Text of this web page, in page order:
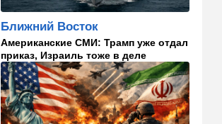
Безо всяких табу
22:20 Израиль
Проживающий в России
израильтянин прямо с
самолета угодил в ШАБАК
21:48 Израиль
Ближний Восток
Американские СМИ: Трамп уже отдал
приказ, Израиль тоже в деле